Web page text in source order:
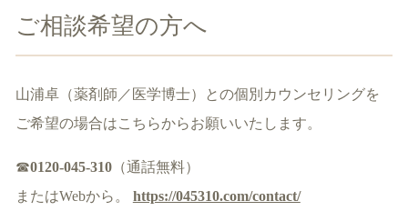
ご相談希望の方へ
山浦卓（薬剤師／医学博士）との個別カウンセリングを
ご希望の場合はこちらからお願いいたします。
☎0120-045-310（通話無料）
またはWebから。 https://045310.com/contact/